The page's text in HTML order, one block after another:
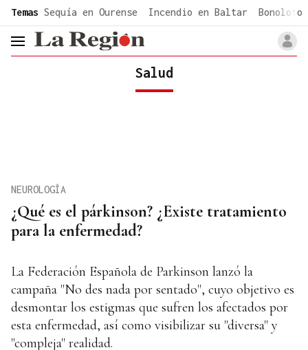
common.go-to-content
Temas Sequía en Ourense Incendio en Baltar Bonoloto
header.menu.open
Salud
¿Qué es el párkinson? ¿Existe tratamiento
para la enfermedad?
NEUROLOGÍA
La Federación Española de Parkinson lanzó la
campaña "No des nada por sentado", cuyo objetivo es
desmontar los estigmas que sufren los afectados por
esta enfermedad, así como visibilizar su "diversa" y
"compleja" realidad.